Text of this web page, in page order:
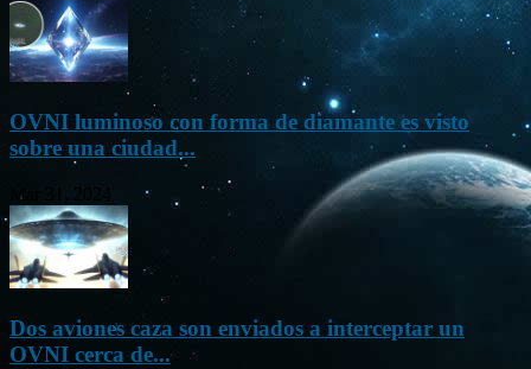
OVNI luminoso con forma de diamante es visto
sobre una ciudad...
Mar 31, 2024
Dos aviones caza son enviados a interceptar un
OVNI cerca de...